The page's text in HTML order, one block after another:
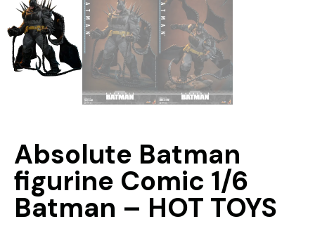
Absolute Batman
figurine Comic 1/6
Batman – HOT TOYS